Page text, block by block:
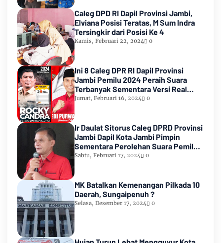
Caleg DPD RI Dapil Provinsi Jambi,
Elviana Posisi Teratas, M Sum Indra
Tersingkir dari Posisi Ke 4
Kamis, Februari 22, 2024 0
Ini 8 Caleg DPR RI Dapil Provinsi
Jambi Pemilu 2024 Peraih Suara
Terbanyak Sementara Versi Real
Count KPU RI
Jumat, Februari 16, 2024 0
Ir Daulat Sitorus Caleg DPRD Provinsi
Jambi Dapil Kota Jambi Pimpin
Sementara Perolehan Suara Pemilu
2024
Sabtu, Februari 17, 2024 0
MK Batalkan Kemenangan Pilkada 10
Daerah, Sungaipenuh ?
Selasa, Desember 17, 2024 0